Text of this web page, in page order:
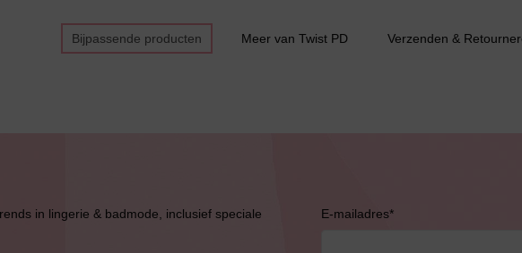
Bijpassende producten Meer van Twist PD Verzenden &
in lingerie & badmode, inclusief speciale
E-mailadres*